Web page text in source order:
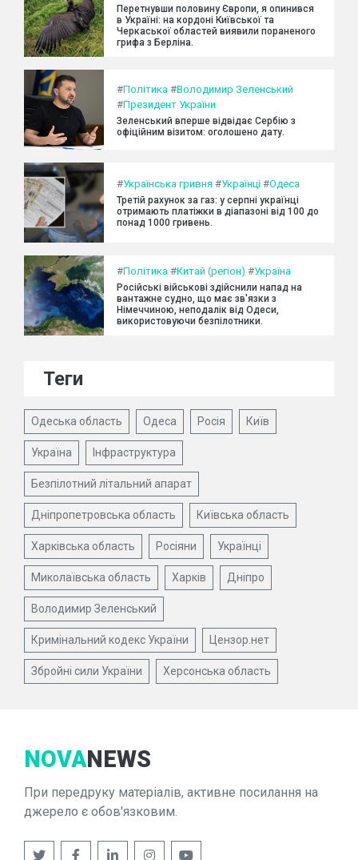
Перетнувши половину Європи, я опинився
в Україні: на кордоні Київської та
Черкаської областей виявили пораненого
грифа з Берліна.
#Політика #Володимир Зеленський
#Президент України
Зеленський вперше відвідає Сербію з
офіційним візитом: оголошено дату.
#Українська гривня #Українці #Одеса
Третій рахунок за газ: у серпні українці
отримають платіжки в діапазоні від 100 до
понад 1000 гривень.
#Політика #Китай (регіон) #Україна
Російські військові здійснили напад на
вантажне судно, що має зв'язки з
Німеччиною, неподалік від Одеси,
використовуючи безпілотники.
Теги
Одеська область Одеса Росія Київ
Україна Інфраструктура
Безпілотний літальний апарат
Дніпропетровська область Київська область
Харківська область Росіяни Українці
Миколаївська область Харків Дніпро
Володимир Зеленський
Кримінальний кодекс України Цензор.нет
Збройні сили України Херсонська область
NOVANEWS
При передруку матеріалів, активне посилання на
джерело є обов'язковим.